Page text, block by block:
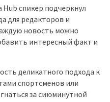
Hub спикер подчеркнул
для редакторов и
новость можно
интересный факт и
деликатного подхода к
спортсменов или
за сиюминутной